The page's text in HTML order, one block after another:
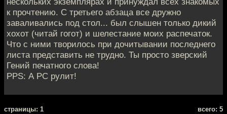
к прочтению. С третьего абзаца все дружно
заваливались под стол... был слышен только дикий
хохот (читай гогот) и шелестание моих распечаток.
Что с ними творилось при дочитывании последнего
листа представить не трудно. Ты просто зверский
Гений печатного слова!
PPS: А PC рулит!
cтраницы: 1 всего: 5